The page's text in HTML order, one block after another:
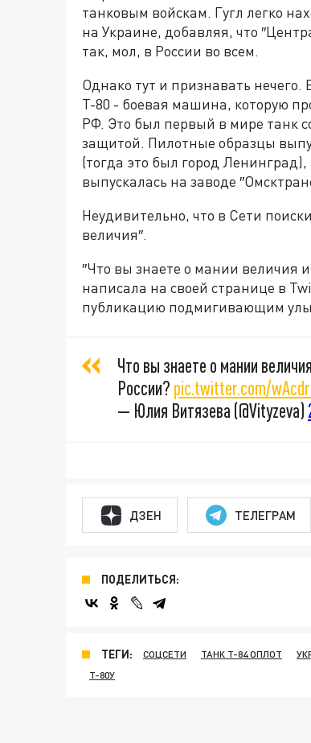
танковым войскам. Гугл легко
на Украине, добавляя, что
так, мол, в России во всем.
Однако тут и признавать
Т-80 - боевая машина, которую
РФ. Это был первый в мире танк
защитой. Пилотные образцы
(тогда это был город
выпускалась на заводе
Неудивительно, что в Сети
величия″.
″Что вы знаете о мании величия
написала на своей странице в
публикацию подмигивающим
Что вы знаете о мании
России? pic.twitter.com/
— Юлия Витязева (@Vityzeva)
ДЗЕН ТЕЛЕГРАМ
ПОДЕЛИТЬСЯ:
ТЕГИ: СОЦСЕТИ ТАНК Т-84 ОПЛОТ
Т-80У